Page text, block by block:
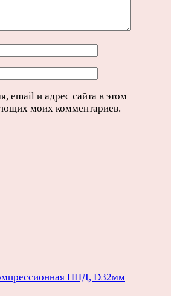
email и адрес сайта в этом
моих комментариев.
ПНД, D32мм